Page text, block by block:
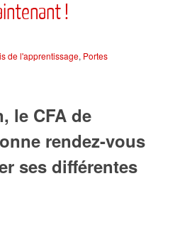
!
de l'apprentissage, Portes
le CFA de
rendez-vous
ses différentes